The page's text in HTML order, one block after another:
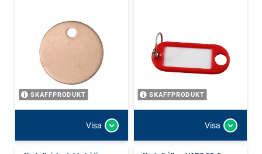
SKAFFPRODUKT
Visa
SKAFFPRODUKT
Visa